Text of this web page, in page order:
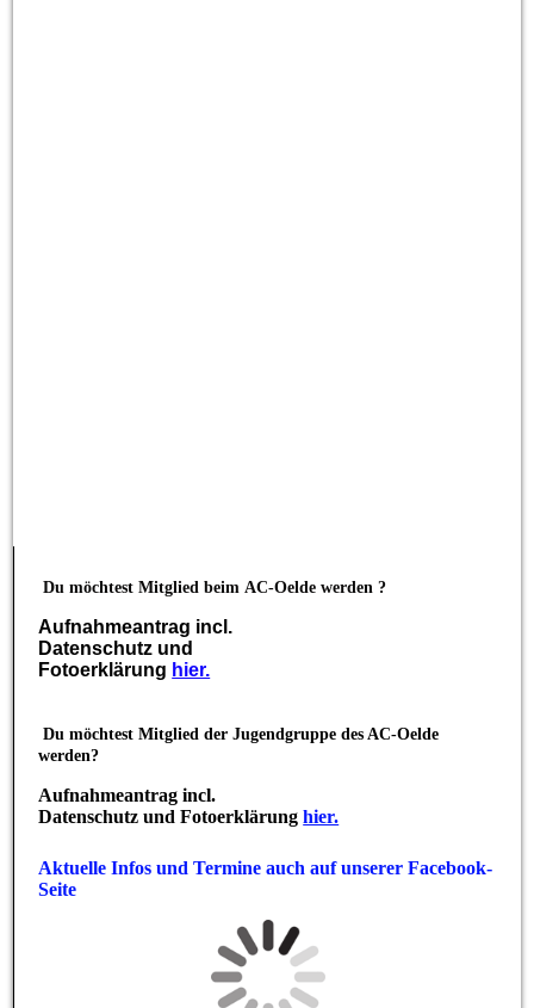
Du möchtest Mitglied beimAC-Oelde werden ?
Aufnahmeantrag incl.
Datenschutz und
Fotoerklärung hier.
Du möchtest Mitglied der Jugendgruppe des AC-Oelde
werden?
Aufnahmeantrag incl.
Datenschutz und Fotoerklärunghier.
Aktuelle Infos und Termine auch auf unserer Facebook-
Seite